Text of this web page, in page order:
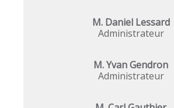
M. Daniel Lessard
Administrateur
M. Yvan Gendron
Administrateur